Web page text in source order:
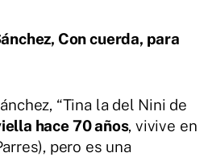
Con cuerda, para
“Tina la del Nini de
hace 70 años, vivive en
pero es una